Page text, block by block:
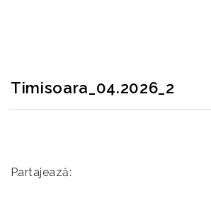
Timisoara_04.2026_2
Partajează: